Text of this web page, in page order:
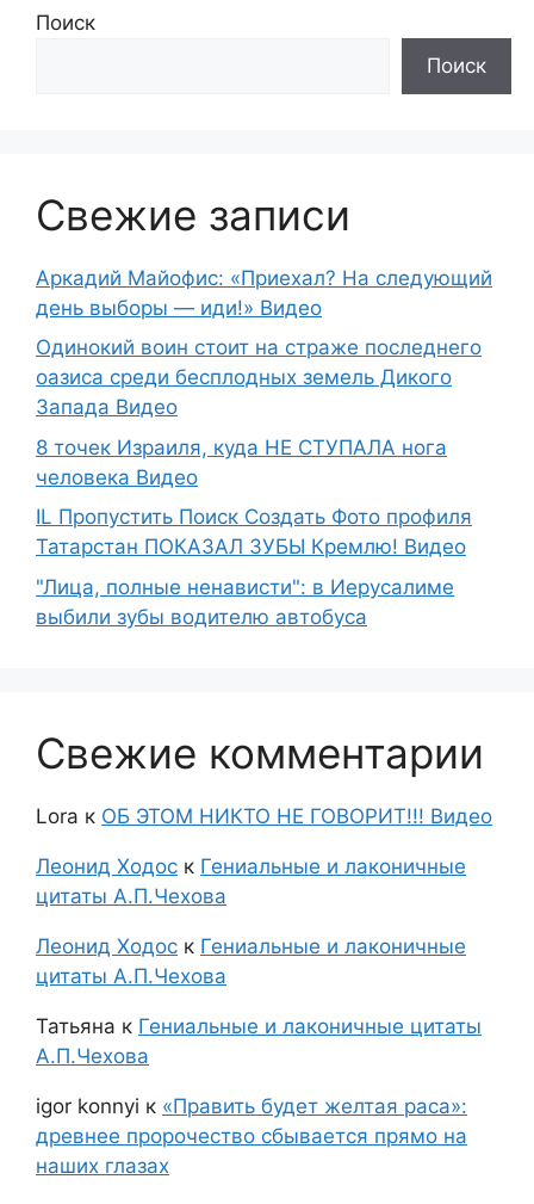
Поиск
Поиск
Свежие записи
Аркадий Майофис: «Приехал? На следующий
день выборы — иди!» Видео
Одинокий воин стоит на страже последнего
оазиса среди бесплодных земель Дикого
Запада Видео
8 точек Израиля, куда НЕ СТУПАЛА нога
человека Видео
IL Пропустить Поиск Создать Фото профиля
Татарстан ПОКАЗАЛ ЗУБЫ Кремлю! Видео
"Лица, полные ненависти": в Иерусалиме
выбили зубы водителю автобуса
Свежие комментарии
Lora к ОБ ЭТОМ НИКТО НЕ ГОВОРИТ!!! Видео
Леонид Ходос к Гениальные и лаконичные
цитаты А.П.Чехова
Леонид Ходос к Гениальные и лаконичные
цитаты А.П.Чехова
Татьяна к Гениальные и лаконичные цитаты
А.П.Чехова
igor konnyi к «Править будет желтая раса»:
древнее пророчество сбывается прямо на
наших глазах